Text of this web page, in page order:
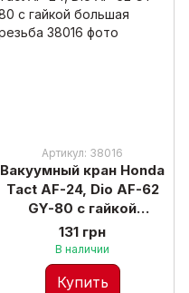
Артикул: 38016
Вакуумный кран Honda
Tact AF-24, Dio AF-62
GY-80 с гайкой
большая резьба
131 грн
В наличии
Купить